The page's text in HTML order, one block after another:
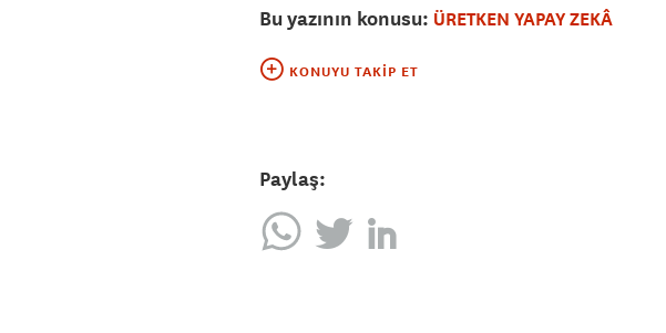
Bu yazının konusu: ÜRETKEN YAPAY ZEKÂ
KONUYU TAKIP ET
Paylaş: